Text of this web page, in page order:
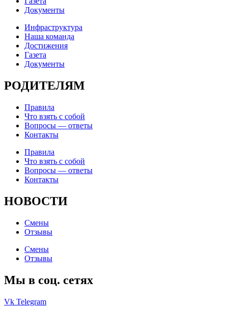
Документы
Инфраструктура
Наша команда
Достижения
Газета
Документы
РОДИТЕЛЯМ
Правила
Что взять с собой
Вопросы — ответы
Контакты
Правила
Что взять с собой
Вопросы — ответы
Контакты
НОВОСТИ
Смены
Отзывы
Смены
Отзывы
Мы в соц. сетях
Vk Telegram